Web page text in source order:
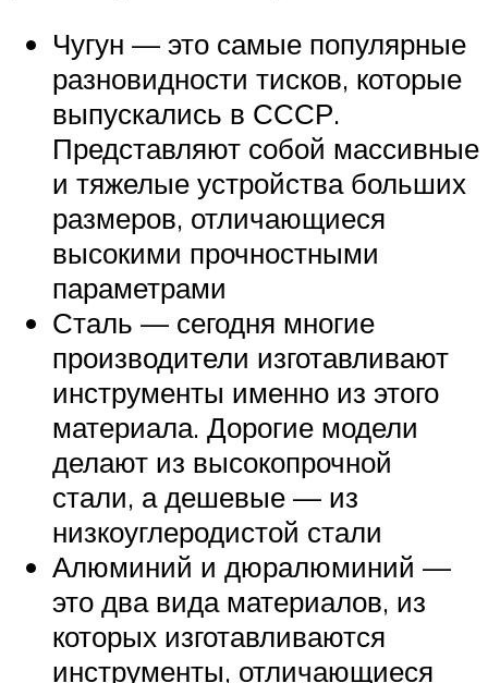
Чугун — это самые популярные
разновидности тисков, которые
выпускались в СССР.
Представляют собой массивные
и тяжелые устройства больших
размеров, отличающиеся
высокими прочностными
параметрами
Сталь — сегодня многие
производители изготавливают
инструменты именно из этого
материала. Дорогие модели
делают из высокопрочной
стали, а дешевые — из
низкоуглеродистой стали
Алюминий и дюралюминий —
это два вида материалов, из
которых изготавливаются
инструменты, отличающиеся